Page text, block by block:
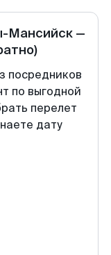
Мансийск —
посредников
по выгодной
перелет
дату